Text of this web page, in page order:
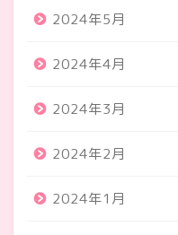
2024年5月
2024年4月
2024年3月
2024年2月
2024年1月